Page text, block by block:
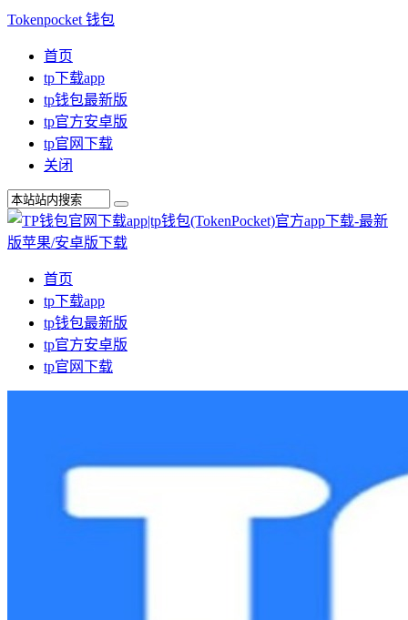
Tokenpocket 钱包
首页
tp下载app
tp钱包最新版
tp官方安卓版
tp官网下载
关闭
首页
tp下载app
tp钱包最新版
tp官方安卓版
tp官网下载